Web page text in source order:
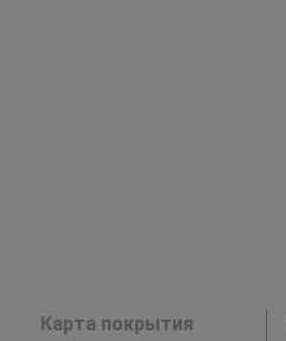
Карта покрытия